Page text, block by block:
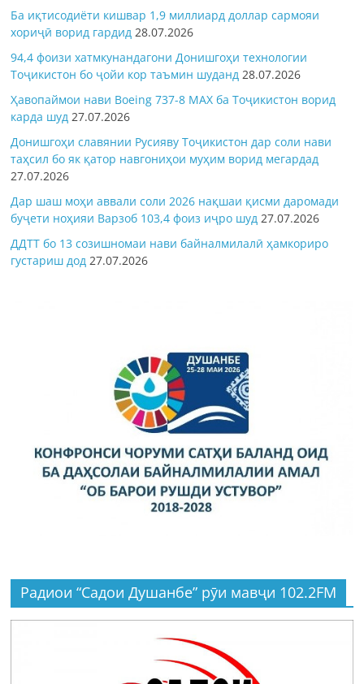
Ба иқтисодиёти кишвар 1,9 миллиард доллар сармояи
хориҷӣ ворид гардид 28.07.2026
94,4 фоизи хатмкунандагони Донишгоҳи технологии
Тоҷикистон бо ҷойи кор таъмин шуданд 28.07.2026
Ҳавопаймои нави Boeing 737-8 MAX ба Тоҷикистон ворид
карда шуд 27.07.2026
Донишгоҳи славянии Русияву Тоҷикистон дар соли нави
таҳсил бо як қатор навгониҳои муҳим ворид мегардад
27.07.2026
Дар шаш моҳи аввали соли 2026 нақшаи қисми даромади
буҷети ноҳияи Варзоб 103,4 фоиз иҷро шуд 27.07.2026
ДДТТ бо 13 созишномаи нави байналмилалӣ ҳамкориро
густариш дод 27.07.2026
Радиои “Садои Душанбе” рӯи мавҷи 102.2FM